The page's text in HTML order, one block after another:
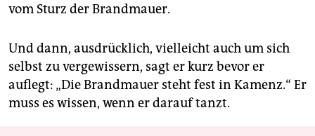
vom Sturz der Brandmauer.
Und dann, ausdrücklich, vielleicht auch um sich
selbst zu vergewissern, sagt er kurz bevor er
auflegt: „Die Brandmauer steht fest in Kamenz.“ Er
muss es wissen, wenn er darauf tanzt.